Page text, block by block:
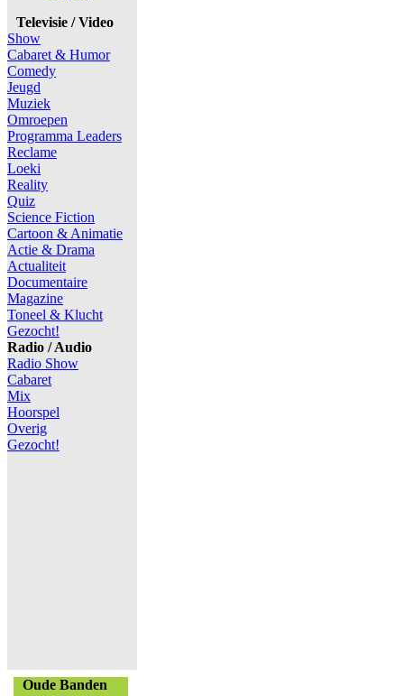
Televisie / Video
Show
Cabaret & Humor
Comedy
Jeugd
Muziek
Omroepen
Programma Leaders
Reclame
Loeki
Reality
Quiz
Science Fiction
Cartoon & Animatie
Actie & Drama
Actualiteit
Documentaire
Magazine
Toneel & Klucht
Gezocht!
Radio / Audio
Radio Show
Cabaret
Mix
Hoorspel
Overig
Gezocht!
Oude Banden